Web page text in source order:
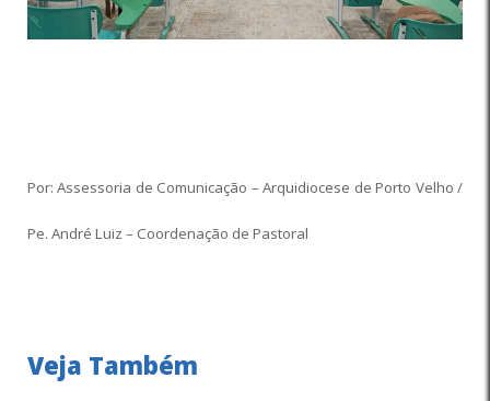
Por: Assessoria de Comunicação – Arquidiocese de Porto Velho /
Pe. André Luiz – Coordenação de Pastoral
Veja Também